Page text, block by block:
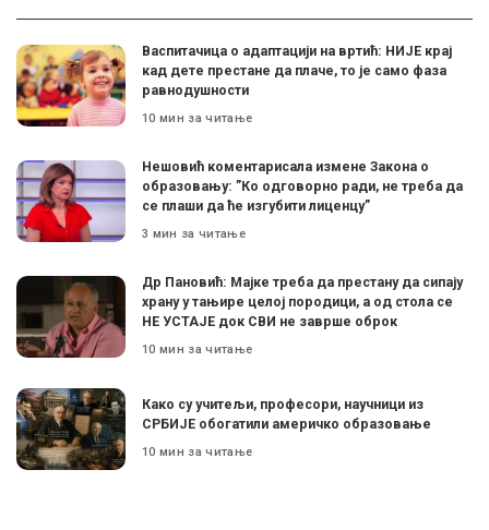
Васпитачица о адаптацији на вртић: НИЈЕ крај
кад дете престане да плаче, то је само фаза
равнодушности
10 мин за читање
Нешовић коментарисала измене Закона о
образовању: ”Ко одговорно ради, не треба да
се плаши да ће изгубити лиценцу”
3 мин за читање
Др Пановић: Мајке треба да престану да сипају
храну у тањире целој породици, а од стола се
НЕ УСТАЈЕ док СВИ не заврше оброк
10 мин за читање
Како су учитељи, професори, научници из
СРБИЈЕ обогатили америчко образовање
10 мин за читање